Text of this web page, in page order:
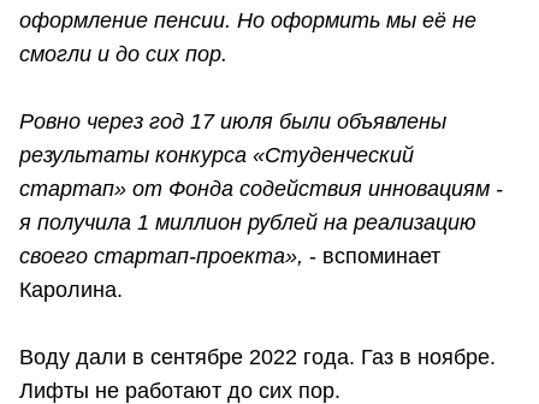
оформление пенсии. Но оформить мы её не
смогли и до сих пор.
Ровно через год 17 июля были объявлены
результаты конкурса «Студенческий
стартап» от Фонда содействия инновациям -
я получила 1 миллион рублей на реализацию
своего стартап-проекта», - вспоминает
Каролина.
Воду дали в сентябре 2022 года. Газ в ноябре.
Лифты не работают до сих пор.